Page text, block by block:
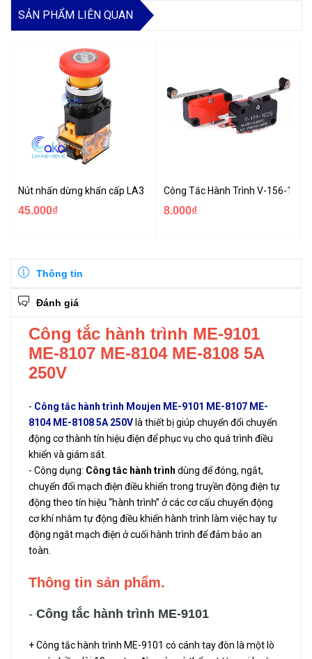
SẢN PHẨM LIÊN QUAN
Nút nhấn dừng khẩn cấp LA38-11ZS 22mm
45.000₫
Công Tắc Hành Trình V-156-
8.000₫
Thông tin
Đánh giá
Công tắc hành trình ME-9101
ME-8107 ME-8104 ME-8108 5A
250V
- Công tắc hành trình Moujen ME-9101 ME-8107 ME-
8104 ME-8108 5A 250Vlà thiết bị giúp chuyển đổi chuyển
động cơ thành tín hiệu điện để phục vụ cho quá trình điều
khiển và giám sát.
- Công dụng: Công tắc hành trình dùng để đóng, ngắt,
chuyển đổi mạch điện điều khiển trong truyền động điện tự
động theo tín hiệu “hành trình” ở các cơ cấu chuyển động
cơ khí nhằm tự động điều khiển hành trình làm việc hay tự
động ngắt mạch điện ở cuối hành trình để đảm bảo an
toàn.
Thông tin sản phẩm.
- Công tắc hành trình ME-9101
+ Công tắc hành trình ME-9101 có cánh tay đòn là một lò